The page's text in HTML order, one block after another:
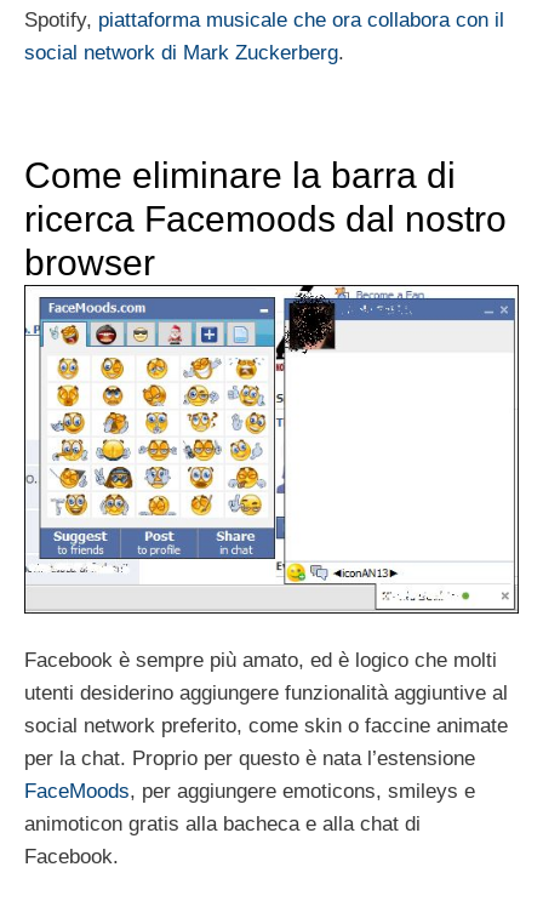
Spotify, piattaforma musicale che ora collabora con il
social network di Mark Zuckerberg.
Come eliminare la barra di
ricerca Facemoods dal nostro
browser
Facebook è sempre più amato, ed è logico che molti
utenti desiderino aggiungere funzionalità aggiuntive al
social network preferito, come skin o faccine animate
per la chat. Proprio per questo è nata l’estensione
FaceMoods, per aggiungere emoticons, smileys e
animoticon gratis alla bacheca e alla chat di
Facebook.